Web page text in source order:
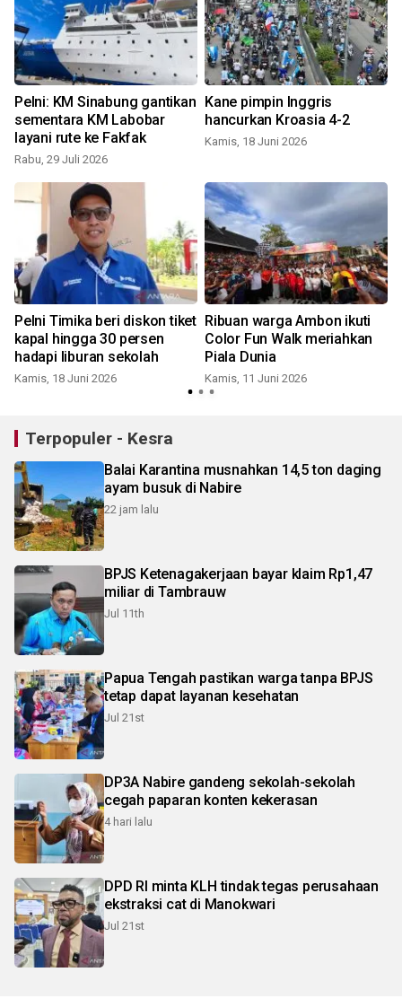
Pelni: KM Sinabung gantikan
sementara KM Labobar
layani rute ke Fakfak
Rabu, 29 Juli 2026
Kane pimpin Inggris
hancurkan Kroasia 4-2
Kamis, 18 Juni 2026
Pelni Timika beri diskon tiket
kapal hingga 30 persen
hadapi liburan sekolah
Kamis, 18 Juni 2026
Ribuan warga Ambon ikuti
Color Fun Walk meriahkan
Piala Dunia
Kamis, 11 Juni 2026
Terpopuler - Kesra
Balai Karantina musnahkan 14,5 ton daging
ayam busuk di Nabire
22 jam lalu
BPJS Ketenagakerjaan bayar klaim Rp1,47
miliar di Tambrauw
Jul 11th
Papua Tengah pastikan warga tanpa BPJS
tetap dapat layanan kesehatan
Jul 21st
DP3A Nabire gandeng sekolah-sekolah
cegah paparan konten kekerasan
4 hari lalu
DPD RI minta KLH tindak tegas perusahaan
ekstraksi cat di Manokwari
Jul 21st